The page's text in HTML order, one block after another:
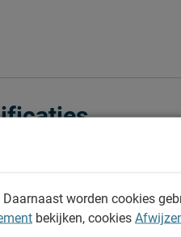
worden cookies
bekijken, cookies